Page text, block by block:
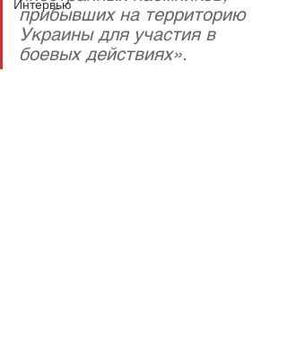
Интервью
прибывших на территорию
Украины для участия в
боевых действиях».